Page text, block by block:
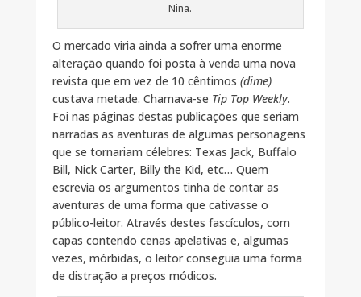
Nina.
O mercado viria ainda a sofrer uma enorme
alteração quando foi posta à venda uma nova
revista que em vez de 10 cêntimos (dime)
custava metade. Chamava-se Tip Top Weekly.
Foi nas páginas destas publicações que seriam
narradas as aventuras de algumas personagens
que se tornariam célebres: Texas Jack, Buffalo
Bill, Nick Carter, Billy the Kid, etc… Quem
escrevia os argumentos tinha de contar as
aventuras de uma forma que cativasse o
público-leitor. Através destes fascículos, com
capas contendo cenas apelativas e, algumas
vezes, mórbidas, o leitor conseguia uma forma
de distração a preços módicos.